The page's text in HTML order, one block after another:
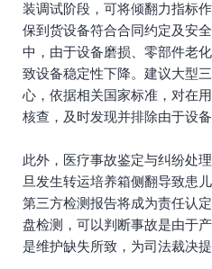
装调试阶段，可将倾翻力指标
保到货设备符合合同约定及安
中，由于设备磨损、零部件老
致设备稳定性下降。建议大型
心，依据相关国家标准，对在
核查，及时发现并排除由于设
此外，医疗事故鉴定与纠纷处
旦发生转运培养箱侧翻导致患
第三方检测报告将成为责任认
盘检测，可以判断事故是由于
是维护缺失所致，为司法裁决提